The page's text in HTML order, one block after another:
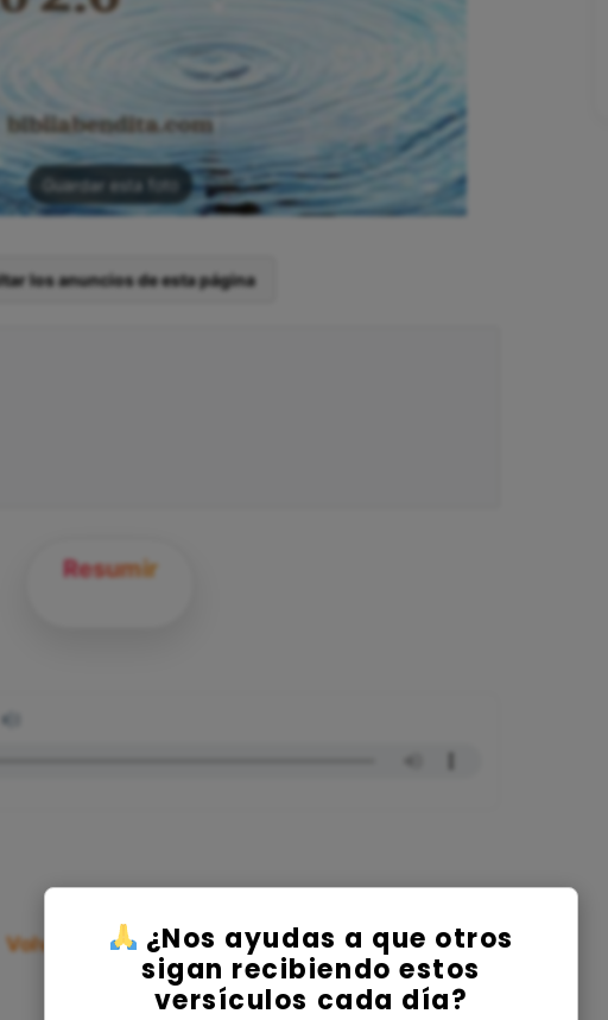
Guardar esta foto
los anuncios de esta página
Resumir
Volver al Libro Éxodo¿Nos ayudas a que otros
sigan recibiendo estos
versículos cada día?